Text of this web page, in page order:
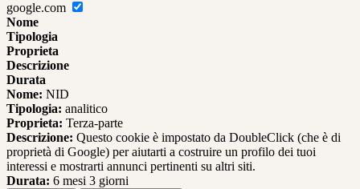
google.com
Nome
Tipologia
Proprieta
Descrizione
Durata
Nome: NID
Tipologia: analitico
Proprieta: Terza-parte
Descrizione: Questo cookie è impostato da DoubleClick (che è di
proprietà di Google) per aiutarti a costruire un profilo dei tuoi
interessi e mostrarti annunci pertinenti su altri siti.
Durata: 6 mesi 3 giorni